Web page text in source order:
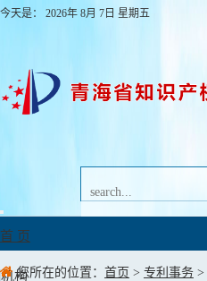
今天是： 2026年 8月 7日 星期五
Toggle
navigation
首 页
机构您所在的位置： 首页 > 专利事务 >